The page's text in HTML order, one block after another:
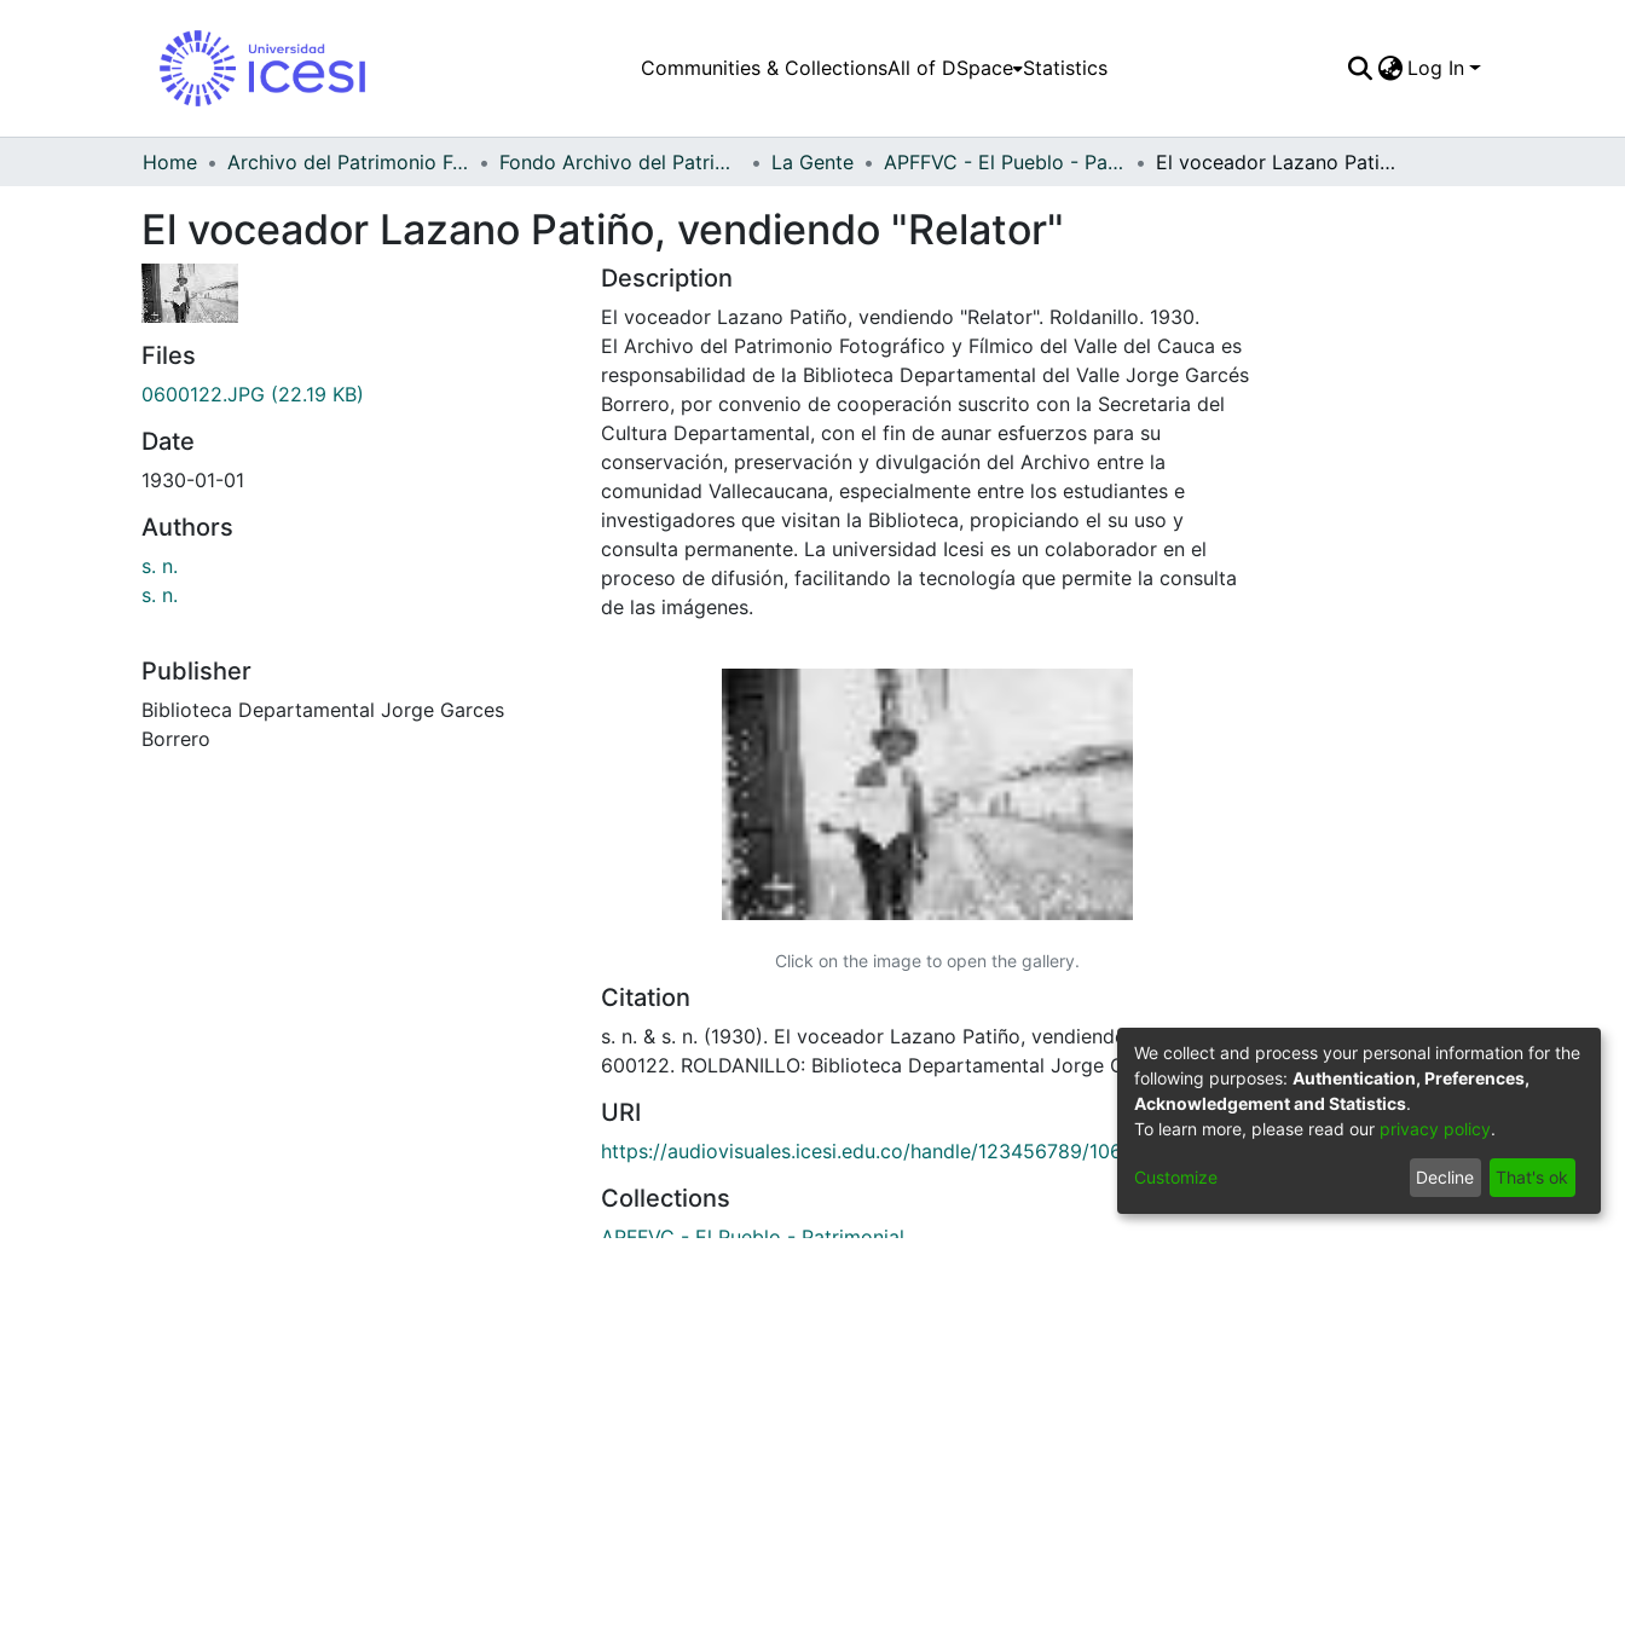
Communities & CollectionsAll of DSpace Statistics Log In
Home Archivo del Patrimonio Fotográfico y Fílmico del Valle del Cauca Fondo Archivo del Patrimonio Fotográfico y Fílmico del Valle del Cauca La Gente APFFVC - El Pueblo - Patrimonial El voceador Lazano Patiño, vendiendo "Relator"
El voceador Lazano Patiño, vendiendo "Relator"
Files
0600122.JPG (22.19 KB)
Date
1930-01-01
Authors
s. n.
s. n.
Publisher
Biblioteca Departamental Jorge Garces
Borrero
Description
El voceador Lazano Patiño, vendiendo "Relator". Roldanillo. 1930.
El Archivo del Patrimonio Fotográfico y Fílmico del Valle del Cauca es
responsabilidad de la Biblioteca Departamental del Valle Jorge Garcés
Borrero, por convenio de cooperación suscrito con la Secretaria del
Cultura Departamental, con el fin de aunar esfuerzos para su
conservación, preservación y divulgación del Archivo entre la
comunidad Vallecaucana, especialmente entre los estudiantes e
investigadores que visitan la Biblioteca, propiciando el su uso y
consulta permanente. La universidad Icesi es un colaborador en el
proceso de difusión, facilitando la tecnología que permite la consulta
de las imágenes.
Click on the image to open the gallery.
Citation
s. n. & s. n. (1930). El voceador Lazano Patiño, vendiendo "Relator" &
600122. ROLDANILLO: Biblioteca Departamental Jorge Garces Borrero.
URI
https://audiovisuales.icesi.edu.co/handle/123456789/10660
Collections
APFFVC - El Pueblo - Patrimonial
We collect and process your personal information for the
following purposes: Authentication, Preferences,
Acknowledgement and Statistics.
To learn more, please read our privacy policy.
Customize Decline That's ok